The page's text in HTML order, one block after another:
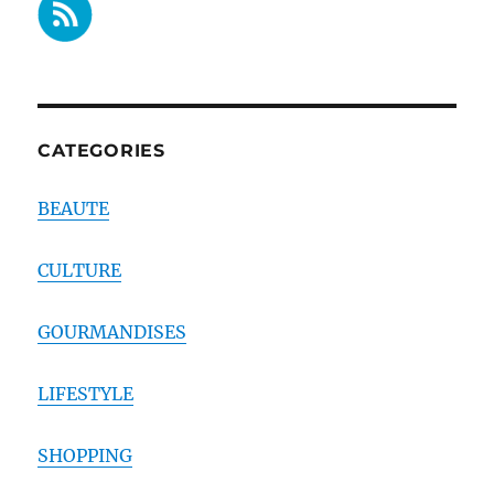
CATEGORIES
BEAUTE
CULTURE
GOURMANDISES
LIFESTYLE
SHOPPING